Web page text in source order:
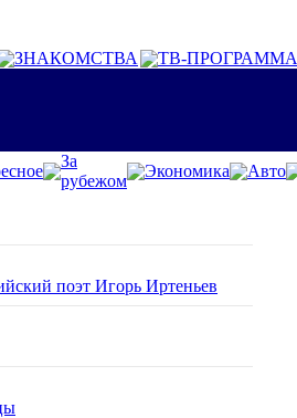
ЗНАКОМСТВА ТВ-ПРОГРАММА
За
рубежом
Экономика
Авто
поэт Игорь Иртеньев